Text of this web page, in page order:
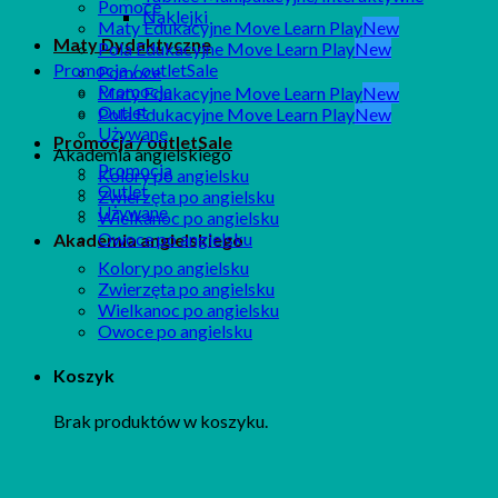
Naklejki
Maty Dydaktyczne
Pomoce
Maty Edukacyjne Move Learn Play
Pola Edukacyjne Move Learn Play
Promocja / outlet
Promocja
Outlet
Używane
Akademia angielskiego
Kolory po angielsku
Zwierzęta po angielsku
Wielkanoc po angielsku
Owoce po angielsku
Koszyk
Brak produktów w koszyku.
Pomoce
Maty Edukacyjne Move Learn Play
Pola Edukacyjne Move Learn Play
Promocja / outlet
Promocja
Outlet
Używane
Akademia angielskiego
Kolory po angielsku
Zwierzęta po angielsku
Wielkanoc po angielsku
Owoce po angielsku